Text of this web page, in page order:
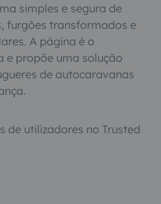
simples e segura de
furgões transformados e
A página é o
e propõe uma solução
de autocaravanas
de utilizadores no Trusted